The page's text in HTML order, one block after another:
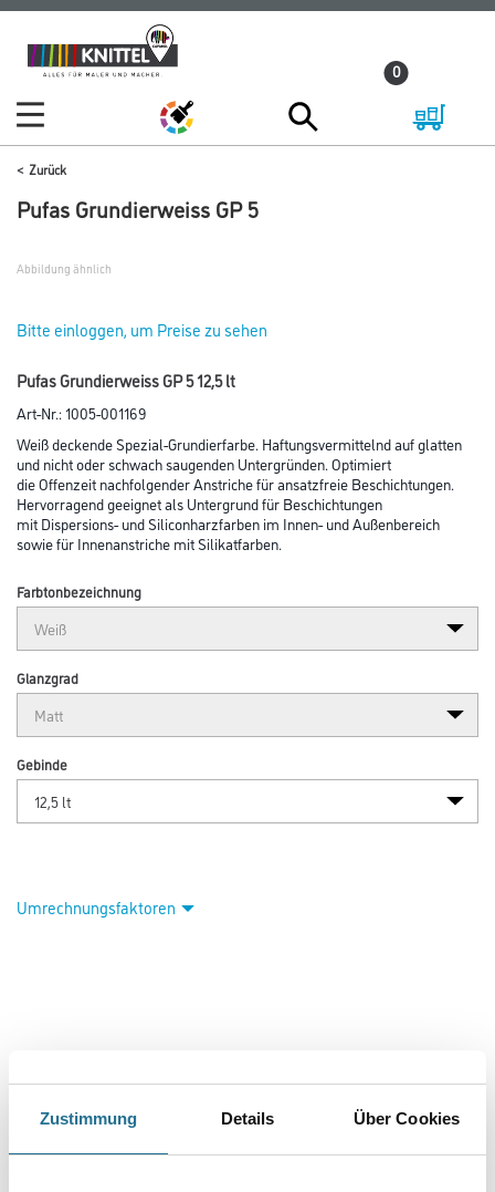
Zustimmung Details Über Cookies
Zum
Inhalt
Zum
Navigationsmenü
0
Zurück
Pufas Grundierweiss GP 5
Abbildung ähnlich
Bitte einloggen, um Preise zu sehen
Pufas Grundierweiss GP 5 12,5 lt
Art-Nr.:1005-001169
Weiß deckende Spezial-Grundierfarbe. Haftungsvermittelnd auf glatten
und nicht oder schwach saugenden Untergründen. Optimiert
die Offenzeit nachfolgender Anstriche für ansatzfreie Beschichtungen.
Hervorragend geeignet als Untergrund für Beschichtungen
mit Dispersions- und Siliconharzfarben im Innen- und Außenbereich
sowie für Innenanstriche mit Silikatfarben.
Farbtonbezeichnung
Glanzgrad
Gebinde
Umrechnungsfaktoren
PRODUKTEIGENSCHAFTEN